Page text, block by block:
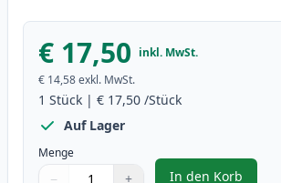
€ 17,50 inkl. MwSt.
€ 14,58exkl. MwSt.
1 Stück | € 17,50 /Stück
Auf Lager
Menge
− + In den Korb